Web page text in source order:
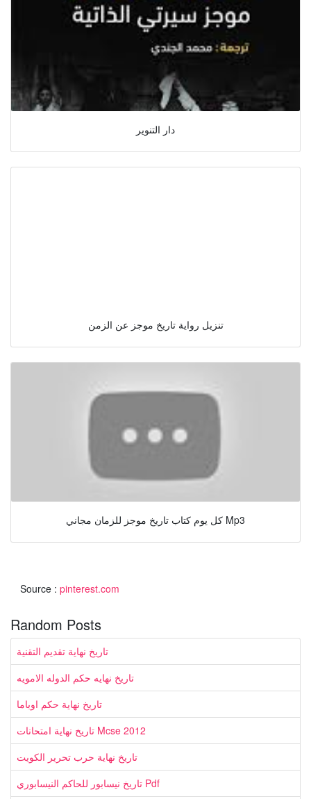
دار التنوير
تنزيل رواية تاريخ موجز عن الزمن
كل يوم كتاب تاريخ موجز للزمان مجاني Mp3
Source : pinterest.com
Random Posts
تاريخ نهاية تقديم التقنية
تاريخ نهايه حكم الدوله الامويه
تاريخ نهاية حكم اوباما
تاريخ نهاية امتحانات Mcse 2012
تاريخ نهاية حرب تحرير الكويت
تاريخ نيسابور للحاكم النيسابوري Pdf